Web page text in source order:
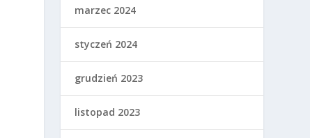
marzec 2024
styczeń 2024
grudzień 2023
listopad 2023